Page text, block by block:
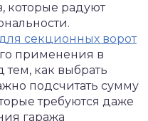
которые радуют
секционных ворот
применения в
тем, как выбрать
подсчитать сумму
требуются даже
гаража